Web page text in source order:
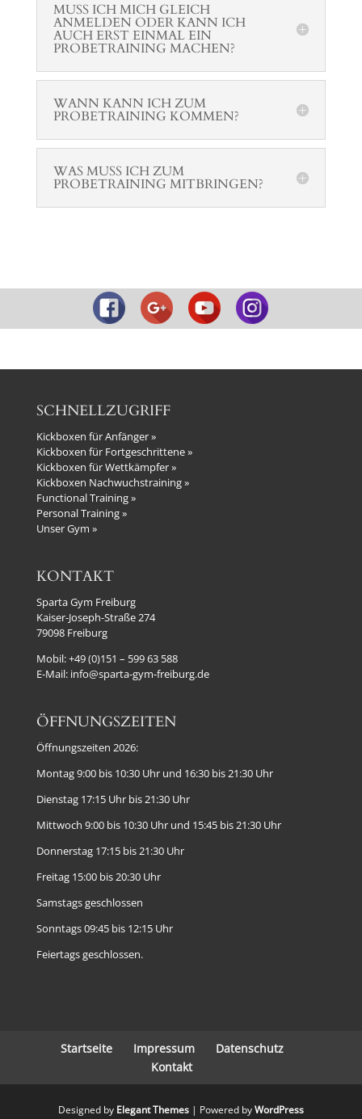
MUSS ICH MICH GLEICH
ANMELDEN ODER KANN ICH
AUCH ERST EINMAL EIN
PROBETRAINING MACHEN?
WANN KANN ICH ZUM
PROBETRAINING KOMMEN?
WAS MUSS ICH ZUM
PROBETRAINING MITBRINGEN?
SCHNELLZUGRIFF
Kickboxen für Anfänger »
Kickboxen für Fortgeschrittene »
Kickboxen für Wettkämpfer »
Kickboxen Nachwuchstraining »
Functional Training »
Personal Training »
Unser Gym »
KONTAKT
Sparta Gym Freiburg
Kaiser-Joseph-Straße 274
79098 Freiburg
Mobil:+49 (0)151 – 599 63 588
E-Mail: info@sparta-gym-freiburg.de
ÖFFNUNGSZEITEN
Öffnungszeiten 2026:
Montag 9:00 bis 10:30 Uhr und 16:30 bis 21:30 Uhr
Dienstag 17:15 Uhr bis 21:30 Uhr
Mittwoch 9:00 bis 10:30 Uhr und 15:45 bis 21:30 Uhr
Donnerstag 17:15 bis 21:30 Uhr
Freitag 15:00 bis 20:30 Uhr
Samstags geschlossen
Sonntags 09:45 bis 12:15 Uhr
Feiertags geschlossen.
Startseite Impressum
Datenschutz
Kontakt
Designed by Elegant Themes| Powered byWordPress